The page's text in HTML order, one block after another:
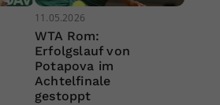
11.05.2026
WTA Rom:
Erfolgslauf von
Potapova im
Achtelfinale
gestoppt